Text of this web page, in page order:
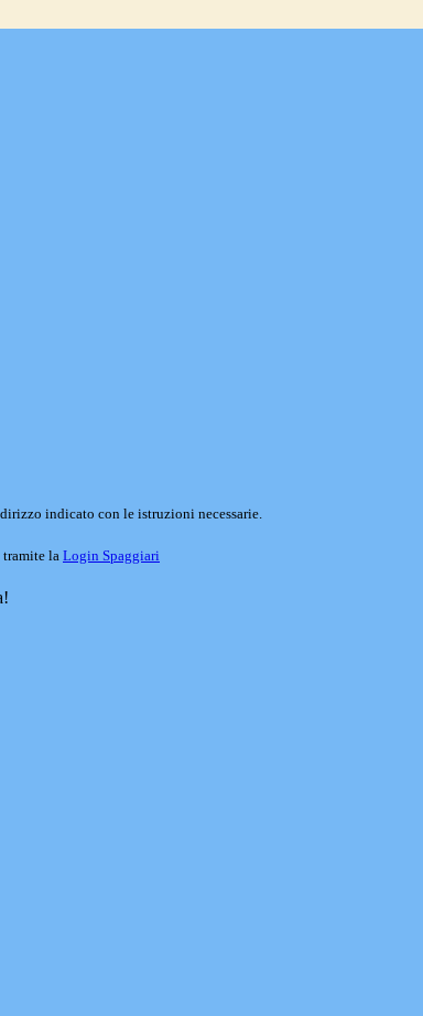
indicato con le istruzioni necessarie.
tramite la Login Spaggiari